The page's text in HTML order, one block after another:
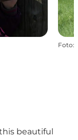
Foto:
beautiful